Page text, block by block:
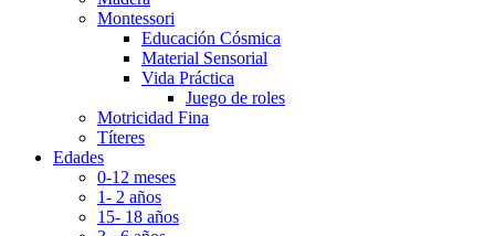
Montessori
Educación Cósmica
Material Sensorial
Vida Práctica
Juego de roles
Motricidad Fina
Títeres
Edades
0-12 meses
1- 2 años
15- 18 años